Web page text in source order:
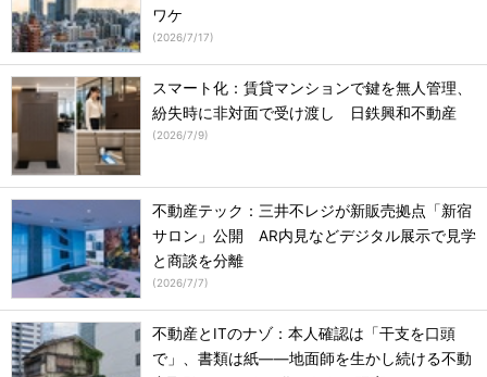
ワケ
(2026/7/17)
スマート化：賃貸マンションで鍵を無人管理、
紛失時に非対面で受け渡し 日鉄興和不動産
(2026/7/9)
不動産テック：三井不レジが新販売拠点「新宿
サロン」公開 AR内見などデジタル展示で見学
と商談を分離
(2026/7/7)
不動産とITのナゾ：本人確認は「干支を口頭
で」、書類は紙――地面師を生かし続ける不動